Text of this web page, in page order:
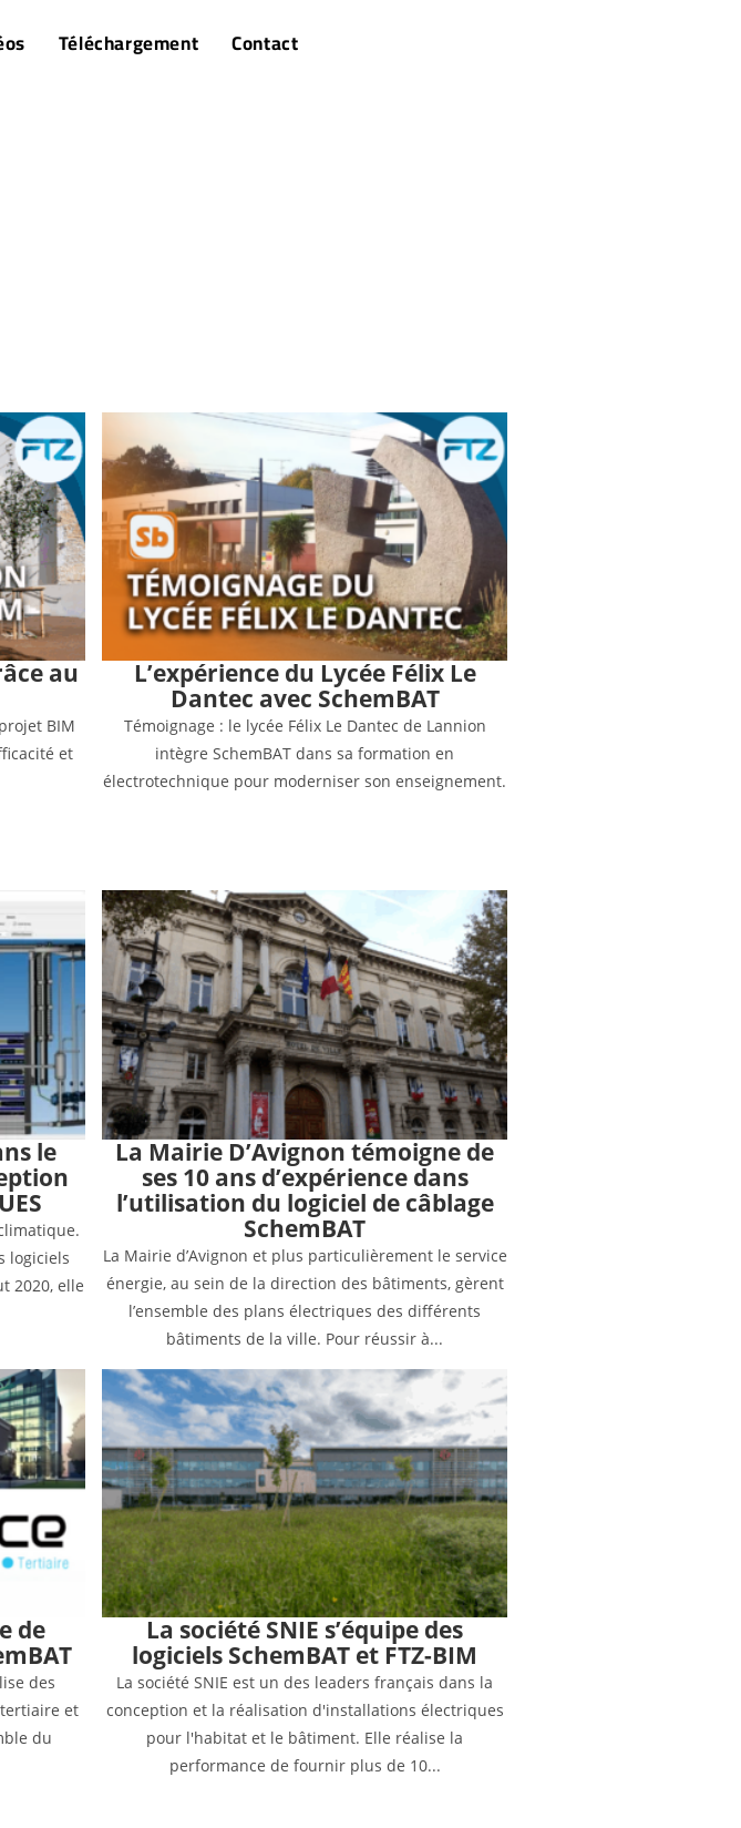
Téléchargement Contact
au
BIM
et
L’expérience du Lycée Félix Le
Dantec avec SchemBAT
Témoignage : le lycée Félix Le Dantec de Lannion
intègre SchemBAT dans sa formation en
électrotechnique pour moderniser son enseignement.
le
logiciels
2020, elle
La Mairie D’Avignon témoigne de
ses 10 ans d’expérience dans
l’utilisation du logiciel de câblage
SchemBAT
La Mairie d’Avignon et plus particulièrement le service
énergie, au sein de la direction des bâtiments, gèrent
l’ensemble des plans électriques des différents
bâtiments de la ville. Pour réussir à...
de
des
et
du
La société SNIE s’équipe des
logiciels SchemBAT et FTZ-BIM
La société SNIE est un des leaders français dans la
conception et la réalisation d'installations électriques
pour l'habitat et le bâtiment. Elle réalise la
performance de fournir plus de 10...